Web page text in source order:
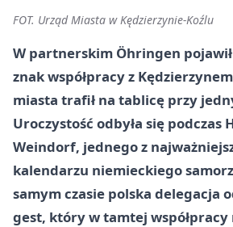
FOT. Urząd Miasta w Kędzierzynie-Koźlu
W partnerskim Öhringen
znak współpracy z
miasta trafił na tablicę przy
Uroczystość odbyła się podczas
Weindorf, jednego z
kalendarzu niemieckiego
samym czasie polska delegacja
gest, który w tamtej współpracy